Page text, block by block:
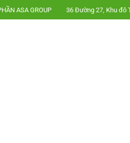
ASA GROUP 36 Đường 27, Khu đô